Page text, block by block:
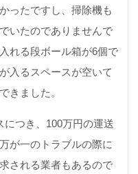
ったですし、掃除機も
いたのでありませんで
れる段ボール箱が6個で
入るスペースが空いて
きました。
つき、100万円の運送
が一のトラブルの際に
される業者もあるので